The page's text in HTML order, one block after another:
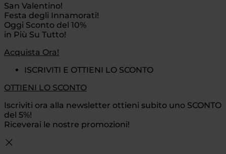
San Valentino!
Festa degli Innamorati!
Oggi Sconto del 10%
in Più Su Tutto!
Acquista Ora!
ISCRIVITI E OTTIENI LO SCONTO
OTTIENI LO SCONTO
Iscriviti ora alla newsletter ottieni subito uno SCONTO
del 5%!
Riceverai le nostre promozioni!